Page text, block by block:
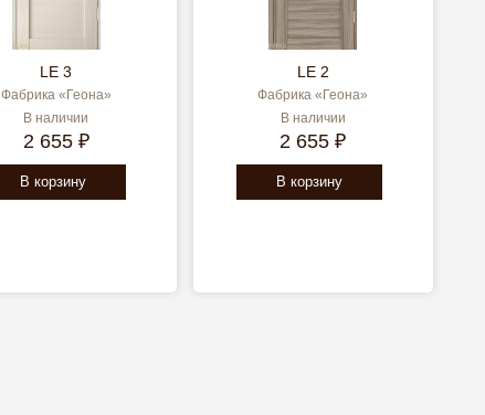
LE 3
Фабрика «Геона»
В наличии
2 655 ₽
В корзину
LE 2
Фабрика «Геона»
В наличии
2 655 ₽
В корзину